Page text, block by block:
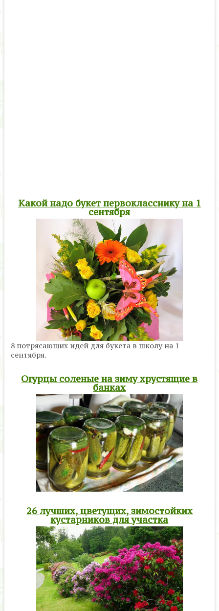
Какой надо букет первокласснику на 1
сентября
8 потрясающих идей для букета в школу на 1
сентября.
Огурцы соленые на зиму хрустящие в
банках
26 лучших, цветущих, зимостойких
кустарников для участка